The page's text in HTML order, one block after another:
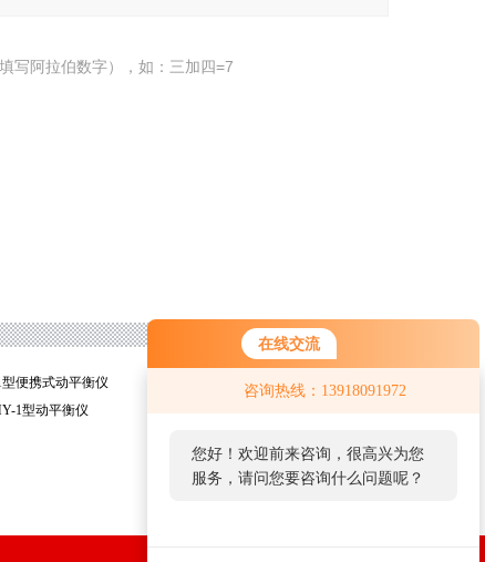
在线交流
咨询热线：13918091972
您好！欢迎前来咨询，很高兴为您
服务，请问您要咨询什么问题呢？
写阿拉伯数字），如：三加四=7
型便携式动平衡仪
杭州*PHY-1型现场动平衡仪
1型动平衡仪